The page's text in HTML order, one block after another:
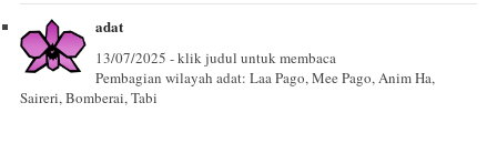
adat
13/07/2025 - klik judul untuk membaca
Pembagian wilayah adat: Laa Pago, Mee Pago, Anim Ha,
Saireri, Bomberai, Tabi